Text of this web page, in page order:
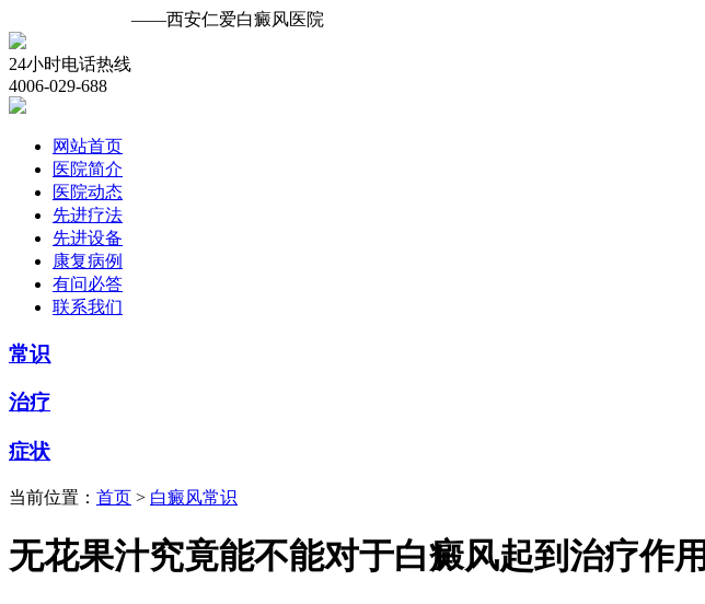
——西安仁爱白癜风医院
24小时电话热线
4006-029-688
网站首页
医院简介
医院动态
先进疗法
先进设备
康复病例
有问必答
联系我们
常识
治疗
症状
当前位置： 首页 > 白癜风常识
无花果汁究竟能不能对于白癜风起到治疗作用